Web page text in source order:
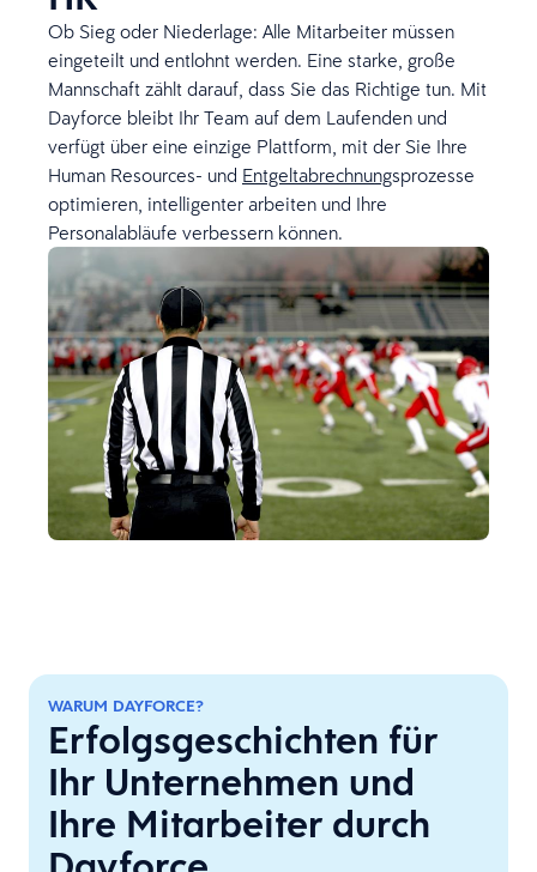
Ob Sieg oder Niederlage: Alle Mitarbeiter müssen
eingeteilt und entlohnt werden. Eine starke, große
Mannschaft zählt darauf, dass Sie das Richtige tun. Mit
Dayforce bleibt Ihr Team auf dem Laufenden und
verfügt über eine einzige Plattform, mit der Sie Ihre
Human Resources- und Entgeltabrechnungsprozesse
optimieren, intelligenter arbeiten und Ihre
Personalabläufe verbessern können.
WARUM DAYFORCE?
Erfolgsgeschichten für
Ihr Unternehmen und
Ihre Mitarbeiter durch